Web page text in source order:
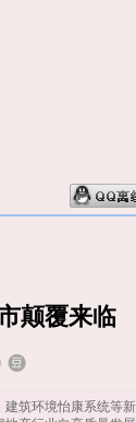
颠覆来临
筑环境怡康系统等